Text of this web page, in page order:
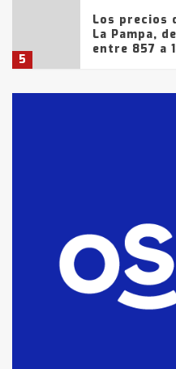
5
Los precios
La Pampa,
entre 857 a
fueron
tarde del
T.Lauquen:
lo que fue